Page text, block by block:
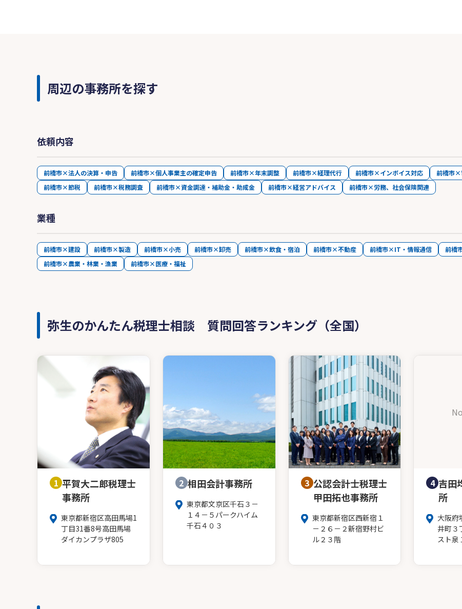
周辺の事務所を探す
依頼内容
前橋市×法人の決算・申告 前橋市×個人事業主の確定申告 前橋市×年末調整 前橋市×経理代行 前橋市×インボイス対応 前橋市×
前橋市×節税
前橋市×税務調査 前橋市×資金調達・補助金・助成金 前橋市×経営アドバイス 前橋市×労務、社会保険関連
業種
前橋市×建設 前橋市×製造 前橋市×小売 前橋市×卸売 前橋市×飲食・宿泊 前橋市×不動産 前橋市×IT・情報通信 前橋
前橋市×農業・林業・漁業
前橋市×医療・福祉
弥生のかんたん税理士相談 質問回答ランキング（全国）
1 平賀大二郎税理士
事務所
東京都新宿区高田馬場1
丁目31番8号高田馬場
ダイカンプラザ805
2 相田会計事務所
東京都文京区千石３－
１４－５パークハイム
千石４０３
3 公認会計士税理士
甲田拓也事務所
東京都新宿区西新宿１
－２６－２新宿野村ビ
ル２３階
4 吉田
所
大阪府
井町３
スト泉